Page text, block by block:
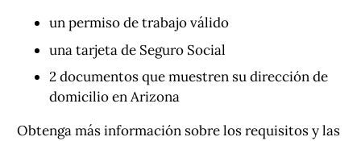
un permiso de trabajo válido
una tarjeta de Seguro Social
2 documentos que muestren su dirección de
domicilio en Arizona
Obtenga más información sobre los requisitos y las